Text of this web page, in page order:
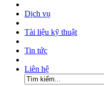
Dịch vụ
Tài liệu kỹ thuật
Tin tức
Liên hệ